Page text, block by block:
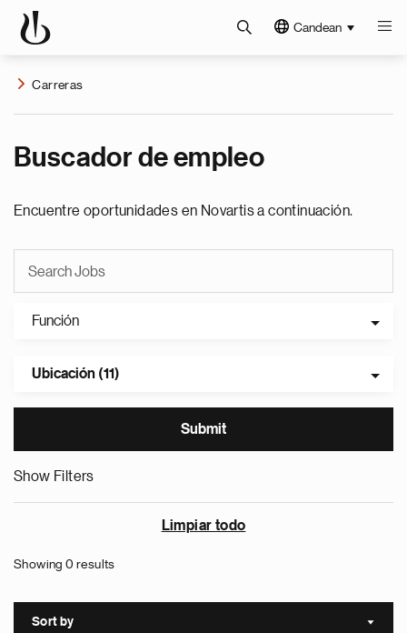
Candean
Carreras
Buscador de empleo
Encuentre oportunidades en Novartis a continuación.
Función
Ubicación (11)
Show Filters
Limpiar todo
Showing 0 results
Sort by Sort